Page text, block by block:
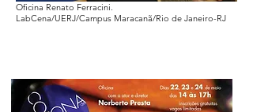
Oficina Renato Ferracini.
LabCena/UERJ/Campus Maracanã/Rio de Janeiro-RJ